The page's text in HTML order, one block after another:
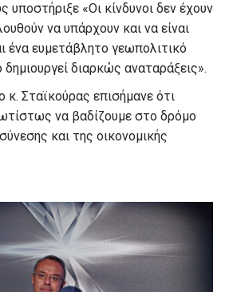
«Οι κίνδυνοι δεν έχουν
να υπάρχουν και να είναι
ένα ευμετάβλητο γεωπολιτικό
διαρκώς αναταράξεις».
Σταϊκούρας επισήμανε ότι
να βαδίζουμε στο δρόμο
και της οικονομικής